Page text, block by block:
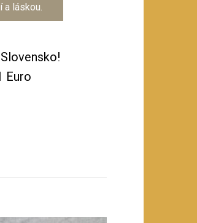
láskou.
Euro